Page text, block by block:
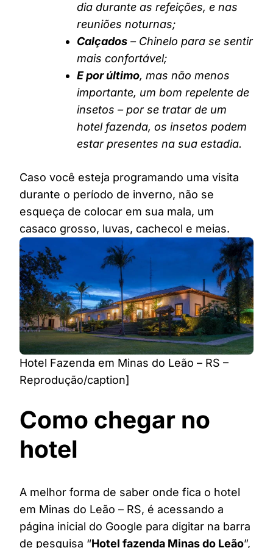
dia durante as refeições, e nas
reuniões noturnas;
Calçados – Chinelo para se sentir
mais confortável;
E por último, mas não menos
importante, um bom repelente de
insetos – por se tratar de um
hotel fazenda, os insetos podem
estar presentes na sua estadia.
Caso você esteja programando uma visita
durante o período de inverno, não se
esqueça de colocar em sua mala, um
casaco grosso, luvas, cachecol e meias.
Hotel Fazenda em Minas do Leão – RS –
Reprodução/caption]
Como chegar no
hotel
A melhor forma de saber onde fica o hotel
em Minas do Leão – RS, é acessando a
página inicial do Google para digitar na barra
de pesquisa “Hotel fazenda Minas do Leão”,